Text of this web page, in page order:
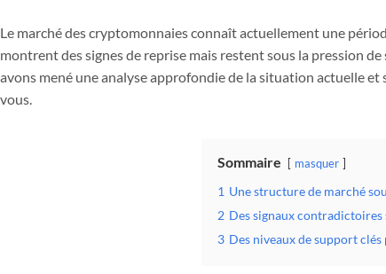
Le marché des cryptomonnaies connaît actuellement une
montrent des signes de reprise mais restent sous la pression
avons mené une analyse approfondie de la situation actuelle
vous.
Sommaire masquer
1 Une structure de marché
2 Des signaux contradictoires
3 Des niveaux de support